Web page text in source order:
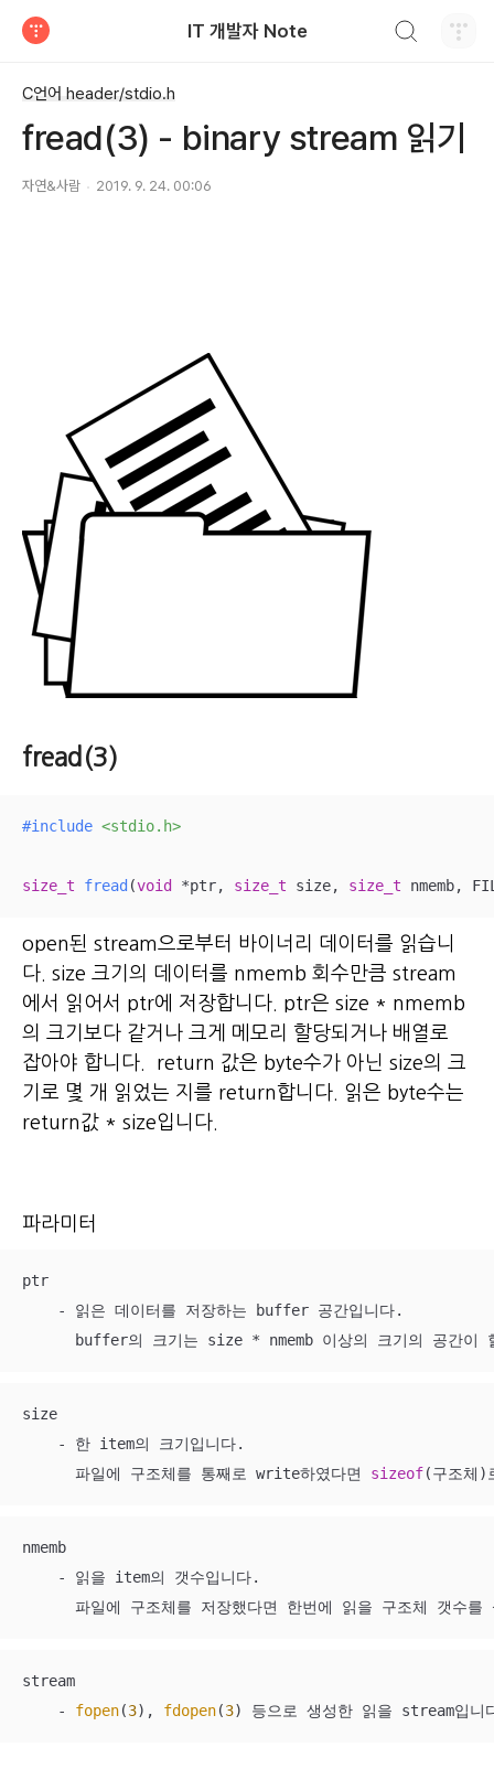
IT 개발자 Note
C언어 header/stdio.h
fread(3) - binary stream 읽기
자연&사람 2019. 9. 24. 00:06
fread(3)
#include <stdio.h>
size_t fread (void *ptr, size_t size, size_t nmemb,
open된 stream으로부터 바이너리 데이터를 읽습니
다. size 크기의 데이터를 nmemb 회수만큼 stream
에서 읽어서 ptr에 저장합니다. ptr은 size * nmemb
의 크기보다 같거나 크게 메모리 할당되거나 배열로
잡아야 합니다.
return 값은 byte수가 아닌 size의 크
기로 몇 개 읽었는 지를 return합니다. 읽은 byte수는
return값 * size입니다.
파라미터
ptr
    - 읽은 데이터를 저장하는 buffer 공간입니다.
buffer의 크기는 size * nmemb 이상의 크기의 공간이
size
    - 한 item의 크기입니다.
      파일에 구조체를 통째로 write하였다면
sizeof(구조체)
nmemb
    - 읽을 item의 갯수입니다.
파일에 구조체를 저장했다면 한번에 읽을 구조체 갯수를
stream
    -
fopen(3), fdopen(3) 등으로 생성한 읽을 stream입니